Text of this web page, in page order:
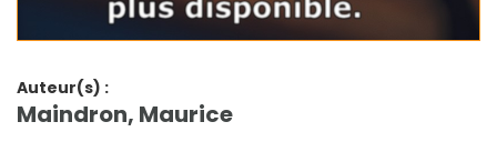
Auteur(s) :
Maindron, Maurice